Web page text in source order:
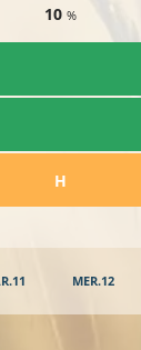
10%
​H
MER.12